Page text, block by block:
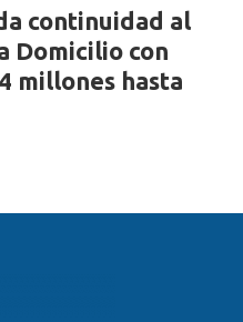
continuidad al
Domicilio con
millones hasta